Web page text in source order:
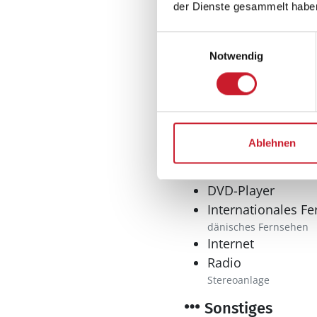
der Dienste gesammelt
Notwendig
Ablehnen
Bad
Anzahl Duschen: 1
Anzahl
Anzahl Toiletten: 1
Multimedia
CD-Player
DVD-Player
Internationales
dänisches Fernsehen
Internet
Radio
Stereoanlage
Sonstiges